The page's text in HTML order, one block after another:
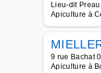
Lieu-dit
Apiculture à
9 rue Bachat
Apiculture à